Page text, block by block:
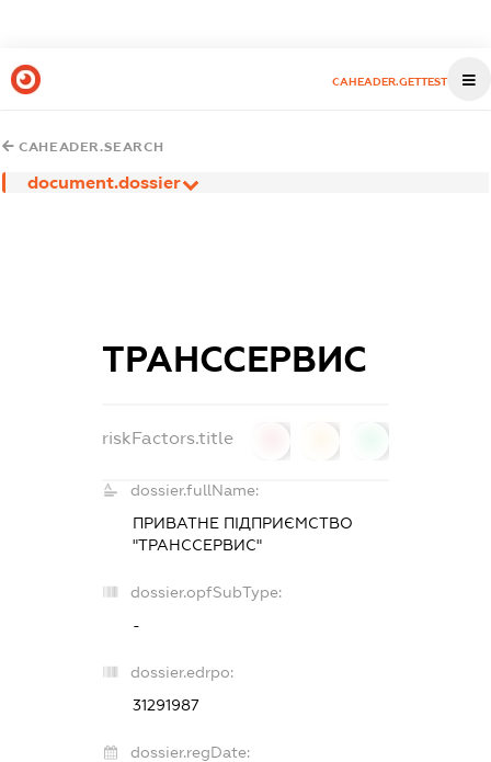
CAHEADER.GETTEST
CAHEADER.SEARCH
document.dossier
ТРАНССЕРВИС
riskFactors.title
dossier.fullName:
ПРИВАТНЕ ПІДПРИЄМСТВО
"ТРАНССЕРВИС"
dossier.opfSubType:
-
dossier.edrpo:
31291987
dossier.regDate: